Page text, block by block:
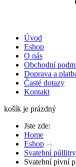
Úvod
Eshop
O nás
Obchodní
Doprava a
Časté dotazy
Kontakt
košík je prázdný
Jste zde:
Home
Eshop
Svatební půllitry
Svatební pivní